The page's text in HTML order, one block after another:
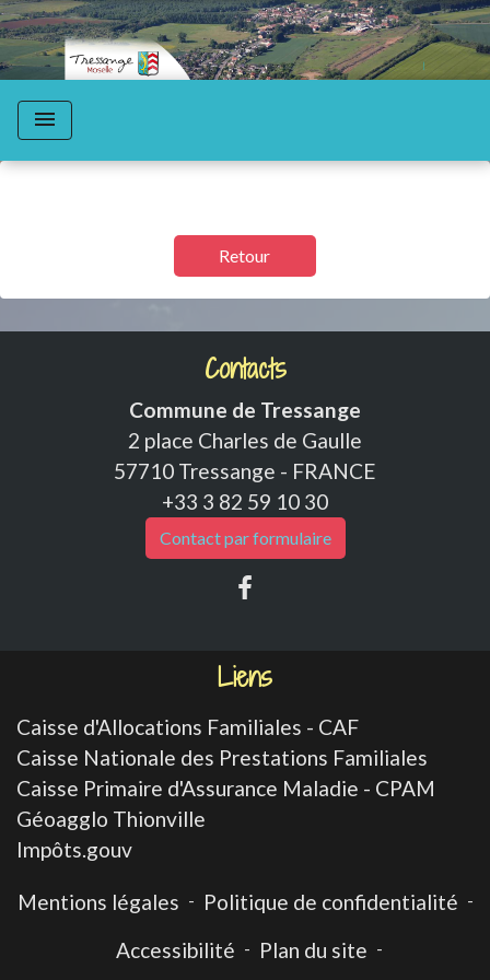
menu
Retour
Contacts
Commune de Tressange
2 place Charles de Gaulle
57710 Tressange - FRANCE
+33 3 82 59 10 30
Contact par formulaire
Liens
Caisse d'Allocations Familiales - CAF
Caisse Nationale des Prestations Familiales
Caisse Primaire d'Assurance Maladie - CPAM
Géoagglo Thionville
Impôts.gouv
Mentions légales - Politique de confidentialité -
Accessibilité - Plan du site -